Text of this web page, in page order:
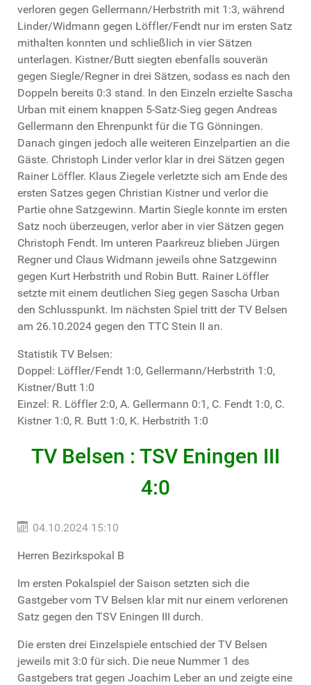
verloren gegen Gellermann/Herbstrith mit 1:3, während
Linder/Widmann gegen Löffler/Fendt nur im ersten Satz
mithalten konnten und schließlich in vier Sätzen
unterlagen. Kistner/Butt siegten ebenfalls souverän
gegen Siegle/Regner in drei Sätzen, sodass es nach den
Doppeln bereits 0:3 stand. In den Einzeln erzielte Sascha
Urban mit einem knappen 5-Satz-Sieg gegen Andreas
Gellermann den Ehrenpunkt für die TG Gönningen.
Danach gingen jedoch alle weiteren Einzelpartien an die
Gäste. Christoph Linder verlor klar in drei Sätzen gegen
Rainer Löffler. Klaus Ziegele verletzte sich am Ende des
ersten Satzes gegen Christian Kistner und verlor die
Partie ohne Satzgewinn. Martin Siegle konnte im ersten
Satz noch überzeugen, verlor aber in vier Sätzen gegen
Christoph Fendt. Im unteren Paarkreuz blieben Jürgen
Regner und Claus Widmann jeweils ohne Satzgewinn
gegen Kurt Herbstrith und Robin Butt. Rainer Löffler
setzte mit einem deutlichen Sieg gegen Sascha Urban
den Schlusspunkt. Im nächsten Spiel tritt der TV Belsen
am 26.10.2024 gegen den TTC Stein II an.
Statistik TV Belsen:
Doppel: Löffler/Fendt 1:0, Gellermann/Herbstrith 1:0,
Kistner/Butt 1:0
Einzel: R. Löffler 2:0, A. Gellermann 0:1, C. Fendt 1:0, C.
Kistner 1:0, R. Butt 1:0, K. Herbstrith 1:0
TV Belsen : TSV Eningen III
4:0
04.10.2024 15:10
Herren Bezirkspokal B
Im ersten Pokalspiel der Saison setzten sich die
Gastgeber vom TV Belsen klar mit nur einem verlorenen
Satz gegen den TSV Eningen III durch.
Die ersten drei Einzelspiele entschied der TV Belsen
jeweils mit 3:0 für sich. Die neue Nummer 1 des
Gastgebers trat gegen Joachim Leber an und zeigte eine